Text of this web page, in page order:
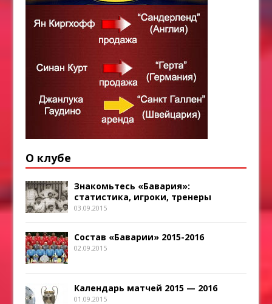
О клубе
Знакомьтесь «Бавария»:
статистика, игроки, тренеры
03.09.2015
Состав «Баварии» 2015-2016
02.09.2015
Календарь матчей 2015 — 2016
01.09.2015